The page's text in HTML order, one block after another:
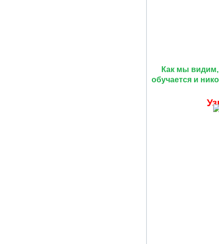
Как мы видим,
обучается и